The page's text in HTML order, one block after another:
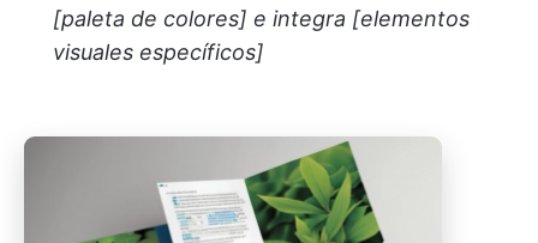
[paleta de colores] e integra [elementos
visuales específicos]